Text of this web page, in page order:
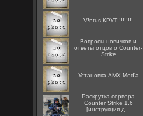
V!ntus КРУТ!!!!!!!!!
Вопросы новичков и
ответы отцов о Counter-
Strike
Установка AMX Mod'a
Раскрутка сервера
Counter Strike 1.6
[инструкция д...